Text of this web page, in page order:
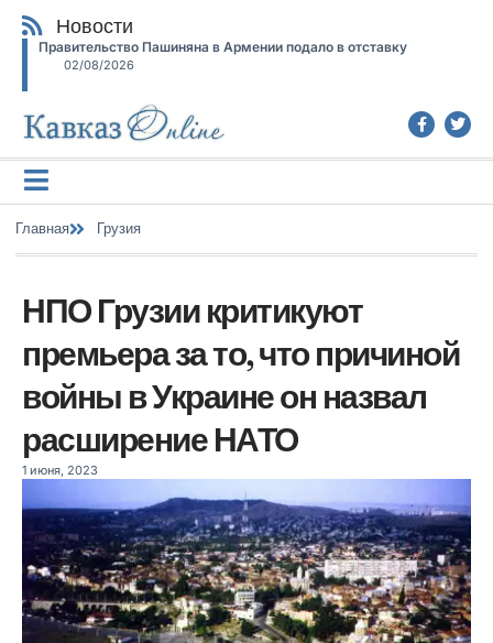
Новости
Правительство Пашиняна в Армении подало в отставку
02/08/2026
Главная Грузия
НПО Грузии критикуют
премьера за то, что причиной
войны в Украине он назвал
расширение НАТО
1 июня, 2023